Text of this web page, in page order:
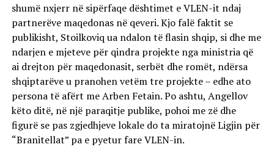
shumë nxjerr në sipërfaqe dështimet e VLEN-it ndaj
partnerëve maqedonas në qeveri. Kjo falë faktit se
publikisht, Stoilkoviq ua ndalon të flasin shqip, si dhe me
ndarjen e mjeteve për qindra projekte nga ministria që
ai drejton për maqedonasit, serbët dhe romët, ndërsa
shqiptarëve u pranohen vetëm tre projekte – edhe ato
persona të afërt me Arben Fetain. Po ashtu, Angellov
këto ditë, në një paraqitje publike, pohoi me zë dhe
figurë se pas zgjedhjeve lokale do ta miratojnë Ligjin për
“Branitellat” pa e pyetur fare VLEN-in.